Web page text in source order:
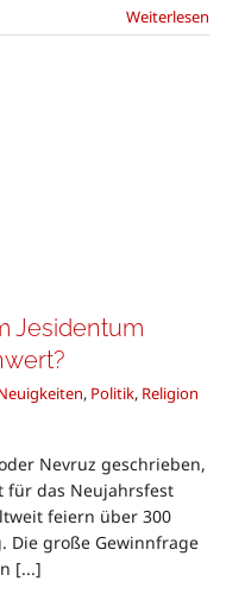
Weiterlesen
Jesidentum
, Politik, Religion
Nevruz geschrieben,
für das Neujahrsfest
feiern über 300
Die große Gewinnfrage
[...]